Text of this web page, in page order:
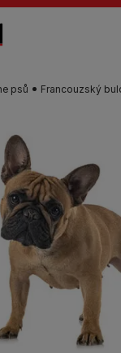
psů Francouzský